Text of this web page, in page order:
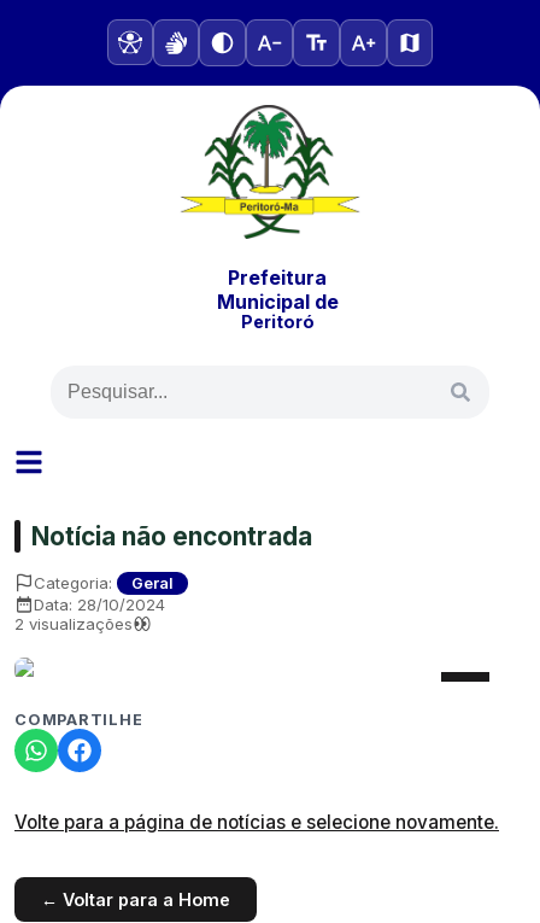
Prefeitura
Municipalde
Peritoró
Notícia não encontrada
Categoria: Geral
Data: 28/10/2024
2 visualizações
COMPARTILHE
Volte para a página de notícias e selecione novamente.
← Voltar para a Home